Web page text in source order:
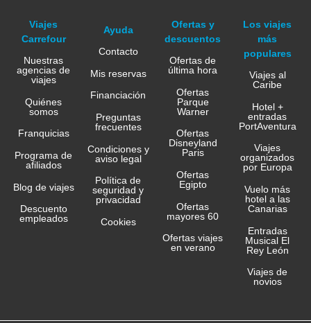
Viajes
Carrefour
Nuestras
agencias de
viajes
Quiénes
somos
Franquicias
Programa de
afiliados
Blog de viajes
Descuento
empleados
Ayuda
Contacto
Mis reservas
Financiación
Preguntas
frecuentes
Condiciones y
aviso legal
Política de
seguridad y
privacidad
Cookies
Ofertas y
descuentos
Ofertas de
última hora
Ofertas
Parque
Warner
Ofertas
Disneyland
Paris
Ofertas
Egipto
Ofertas
mayores 60
Ofertas viajes
en verano
Los viajes
más
populares
Viajes al
Caribe
Hotel +
entradas
PortAventura
Viajes
organizados
por Europa
Vuelo más
hotel a las
Canarias
Entradas
Musical El
Rey León
Viajes de
novios